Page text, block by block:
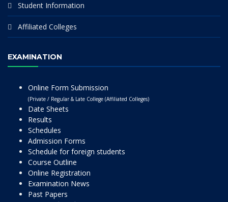
Student Information
Affiliated Colleges
EXAMINATION
Online Form Submission
(Private / Regular & Late College (Affiliated Colleges)
Date Sheets
Results
Schedules
Admission Forms
Schedule for foreign students
Course Outline
Online Registration
Examination News
Past Papers